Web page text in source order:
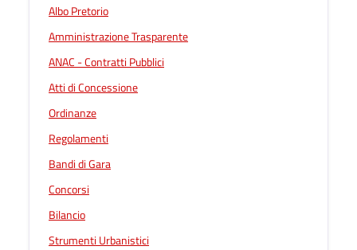
Albo Pretorio
Amministrazione Trasparente
ANAC - Contratti Pubblici
Atti di Concessione
Ordinanze
Regolamenti
Bandi di Gara
Concorsi
Bilancio
Strumenti Urbanistici